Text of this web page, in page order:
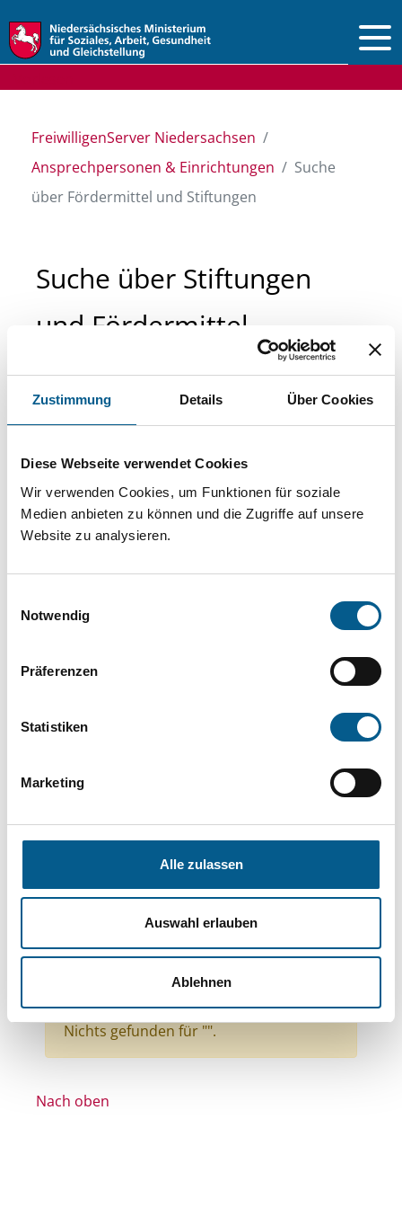
Zustimmung Details Über Cookies
Diese Webseite verwendet Cookies
Wir verwenden Cookies, um Funktionen für soziale
Medien anbieten zu können und die Zugriffe auf unsere
Website zu analysieren.
Notwendig
Präferenzen
Statistiken
Marketing
Alle zulassen
Auswahl erlauben
Ablehnen
FreiwilligenServer Niedersachsen
Ansprechpersonen & Einrichtungen
Suche
über Fördermittel und Stiftungen
Suche über Stiftungen
und Fördermittel
Sie suchen finanzielle Unterstützung für ein
Projekt oder ein Vorhaben? Hier können Sie
Stiftungsdatenbank recherchieren. Bei der
Suche bitte die Groß- und Kleinschreibung
beachten.
können durch die Wahl von Bereichen oder
Suchen
Themen: Wohlfahrtswesen
Themen: Gesundheitswesen
Themen: Tierschutz
Themen: Wissenschaft und Forschung
Themen: Wohltätige Zwecke
Themen: Kunst & Kultur
Alle Filter entfernen
Nichts gefunden für "".
Nach oben